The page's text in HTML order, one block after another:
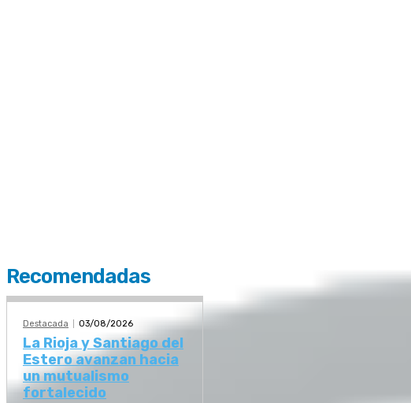
Recomendadas
Destacada 03/08/2026
La Rioja y Santiago del
Estero avanzan hacia
un mutualismo
fortalecido